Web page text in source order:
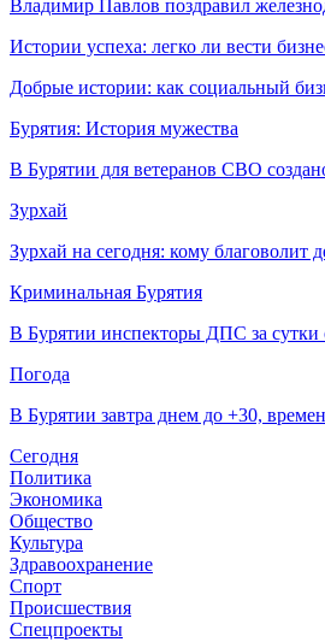
Владимир Павлов поздравил
Истории успеха: легко ли вести
Добрые истории: как социальный
Бурятия: История мужества
В Бурятии для ветеранов СВО
Зурхай
Зурхай на сегодня: кому благоволит
Криминальная Бурятия
В Бурятии инспекторы ДПС за сутки
Погода
В Бурятии завтра днем до +30,
Сегодня
Политика
Экономика
Общество
Культура
Здравоохранение
Спорт
Происшествия
Спецпроекты